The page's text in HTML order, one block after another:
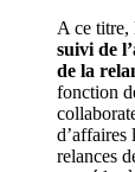
A ce titre,
suivi de
de la
fonction
d’affaires
relances